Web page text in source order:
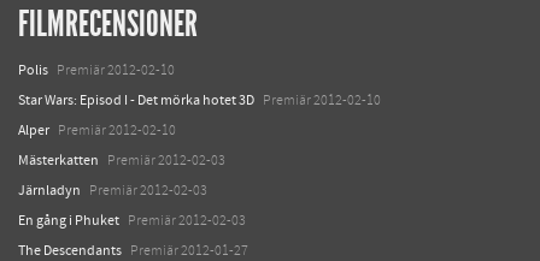
FILMRECENSIONER
Polis Premiär 2012-02-10
Star Wars: Episod I - Det mörka hotet 3D Premiär 2012-02-10
Alper Premiär 2012-02-10
Mästerkatten Premiär 2012-02-03
Järnladyn Premiär 2012-02-03
En gång i Phuket Premiär 2012-02-03
The Descendants Premiär 2012-01-27